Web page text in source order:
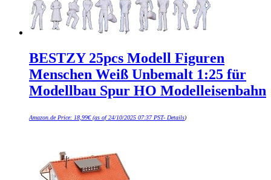
BESTZY 25pcs Modell Figuren
Menschen Weiß Unbemalt 1:25 für
Modellbau Spur HO Modelleisenbahn
Amazon.de Price: 18,99€(as of 24/10/2025 07:37 PST- Details)